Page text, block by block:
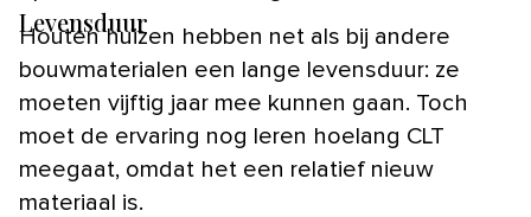
Levensduur
Houten huizen hebben net als bij andere
bouwmaterialen een lange levensduur: ze
moeten vijftig jaar mee kunnen gaan. Toch
moet de ervaring nog leren hoelang CLT
meegaat, omdat het een relatief nieuw
materiaal is.